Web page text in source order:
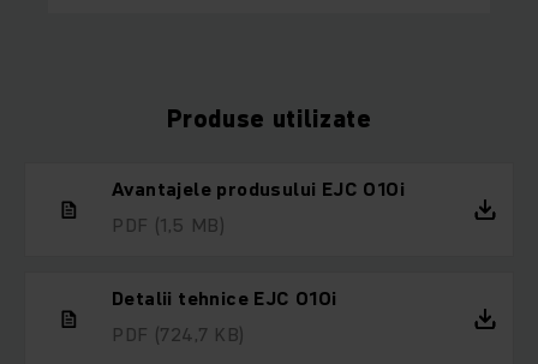
Produse utilizate
Avantajele produsului EJC 010i
PDF (1,5 MB)
Detalii tehnice EJC 010i
PDF (724,7 KB)